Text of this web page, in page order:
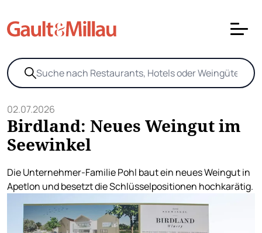
02.07.2026
Birdland: Neues Weingut im
Seewinkel
Die Unternehmer-Familie Pohl baut ein neues Weingut in
Apetlon und besetzt die Schlüsselpositionen hochkarätig.